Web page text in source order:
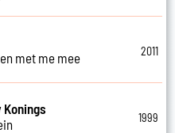
met me mee
2011
Konings
1999